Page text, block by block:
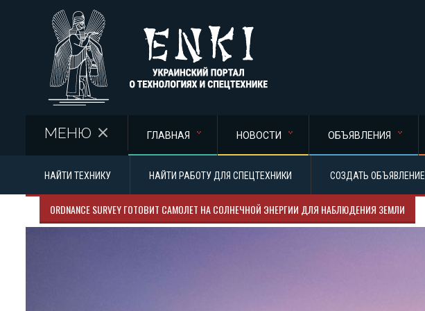
МЕНЮ ГЛАВНАЯ НОВОСТИ ОБЪЯВЛЕНИЯ
НАЙТИ ТЕХНИКУ НАЙТИ РАБОТУ ДЛЯ СПЕЦТЕХНИКИ СОЗДАТЬ ОБЪЯВЛЕНИЕ
ORDNANCE SURVEY ГОТОВИТ САМОЛЕТ НА СОЛНЕЧНОЙ ЭНЕРГИИ ДЛЯ НАБЛЮДЕНИЯ ЗЕМЛИ